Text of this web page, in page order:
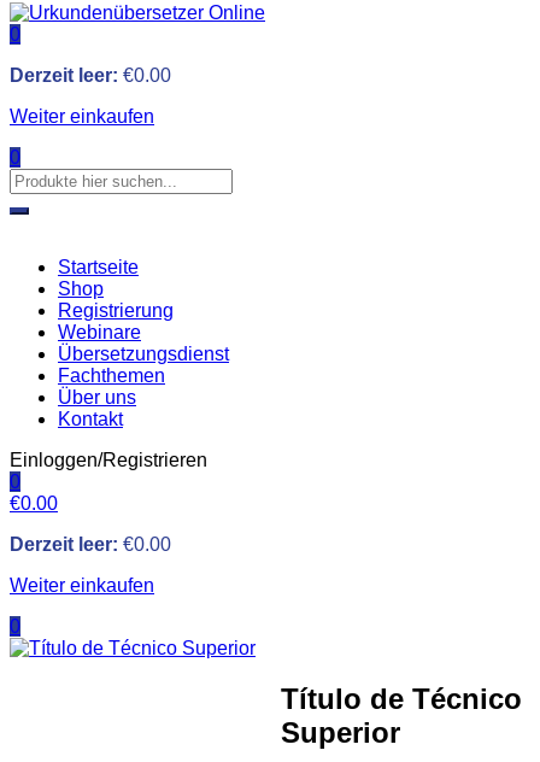
0
Derzeit leer: €0.00
Weiter einkaufen
0
Startseite
Shop
Registrierung
Webinare
Übersetzungsdienst
Fachthemen
Über uns
Kontakt
Einloggen/Registrieren
0
€0.00
Derzeit leer: €0.00
Weiter einkaufen
0
Título de Técnico
Superior